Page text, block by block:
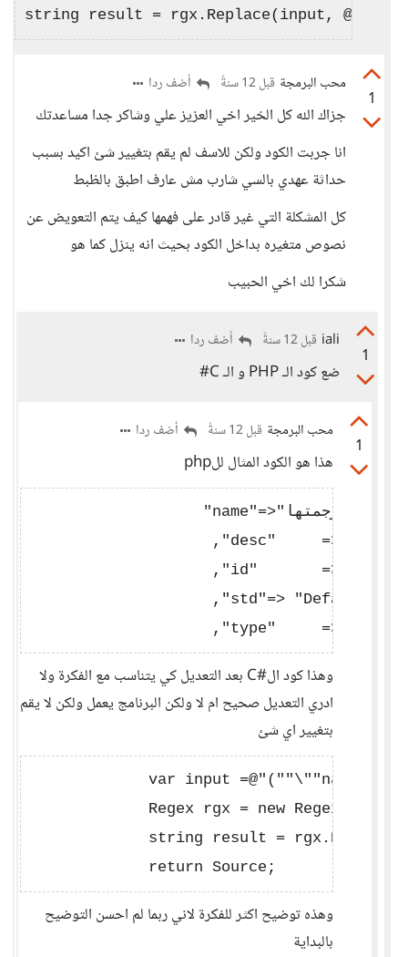
1
محب البرمجة قبل 12 سنةً أضف ردا
جزاك الله كل الخير اخي العزيز علي وشاكر جدا مساعدتك
انا جربت الكود ولكن للاسف لم يقم بتغيير شئ اكيد بسبب
حداثة عهدي بالسي شارب مش عارف اطبق بالظبط
كل المشكلة التي غير قادر على فهمها كيف يتم التعويض عن
نصوص متغيره بداخل الكود بحيث انه ينزل كما هو
شكرا لك اخي الحبيب
1
iali قبل 12 سنةً أضف ردا
ضع كود الـ PHP و الـ C#
1
محب البرمجة قبل 12 سنةً أضف ردا
هذا هو الكود المثال للphp
                   "name"=>"هنا نص انجليزي متغير يختلف من سطر لاخر لانه سطور يتم ترجمتها",
,"desc"     => "Set
,"id"       =>
,"std"=> "Default
وهذا كود ال#C بعد التعديل كي يتناسب مع الفكرة ولا
ادري التعديل صحيح ام لا ولكن البرنامج يعمل ولكن لا يقم
بتغيير اي شئ
var input
Regex rgx = new
string result =
وهذه توضيح اكثر للفكرة لاني ربما لم احسن التوضيح
بالبداية